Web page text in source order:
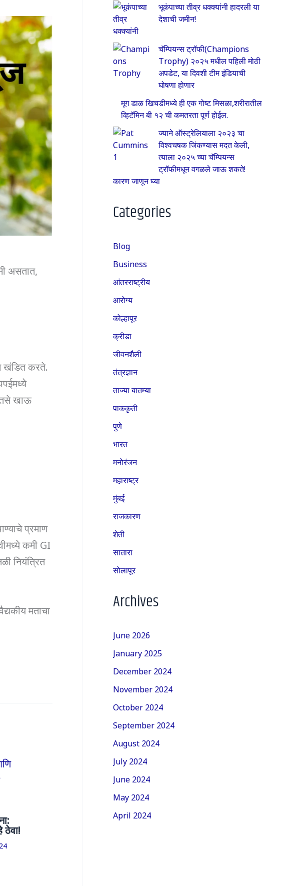
असतात,
खंडित करते.
तसे खाऊ
प्रमाण
कमी GI
नियंत्रित
मताचा
ठेवा!
भूकंपाच्या तीव्र धक्क्यांनी हादरली या
देशाची जमीन!
चॅम्पियन्स ट्रॉफी(Champions
Trophy) २०२५ मधील पहिली मोठी
अपडेट, या दिवशी टीम इंडियाची
घोषणा होणार
मूग डाळ खिचडीमध्ये ही एक गोष्ट मिसळा,शरीरातील
व्हिटॅमिन बी १२ ची कमतरता पूर्ण होईल.
ज्याने ऑस्ट्रेलियाला २०२३ चा
विश्वचषक जिंकण्यास मदत केली,
त्याला २०२५ च्या चॅम्पियन्स
ट्रॉफीमधून वगळले जाऊ शकते!
कारण जाणून घ्या
Categories
Blog
Business
आंतरराष्ट्रीय
आरोग्य
कोल्हापूर
क्रीडा
जीवनशैली
तंत्रज्ञान
ताज्या बातम्या
पाककृती
पुणे
भारत
मनोरंजन
महाराष्ट्र
मुंबई
राजकारण
शेती
सातारा
सोलापूर
Archives
June 2026
January 2025
December 2024
November 2024
October 2024
September 2024
August 2024
July 2024
June 2024
May 2024
April 2024